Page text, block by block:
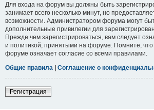
Для входа на форум вы должны быть
занимает всего несколько минут, но
возможности. Администратором форума могут
дополнительные привилегии для
Прежде чем зарегистрироваться, вам следует
и политикой, принятыми на форуме. Помните, что
форуме означает согласие со всеми правилами.
Общие правила | Соглашение о
Регистрация